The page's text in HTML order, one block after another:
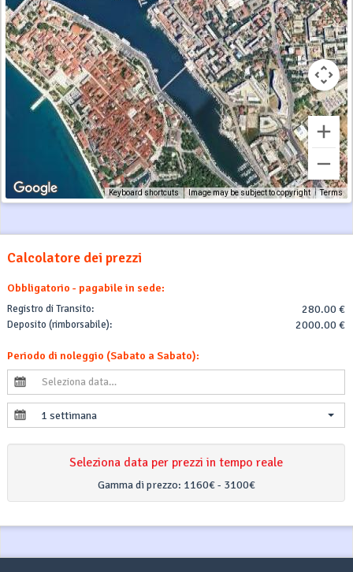
Keyboard shortcuts Image may be subject to copyright Terms
Calcolatore dei prezzi
Obbligatorio - pagabile in sede:
Registro di Transito: 280.00 €
Deposito (rimborsabile): 2000.00 €
Periodo di noleggio (Sabato a Sabato):
1 settimana
Seleziona data per prezzi in tempo reale
Gamma di prezzo: 1160€ - 3100€